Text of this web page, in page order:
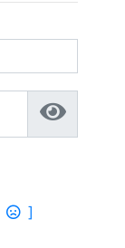
]